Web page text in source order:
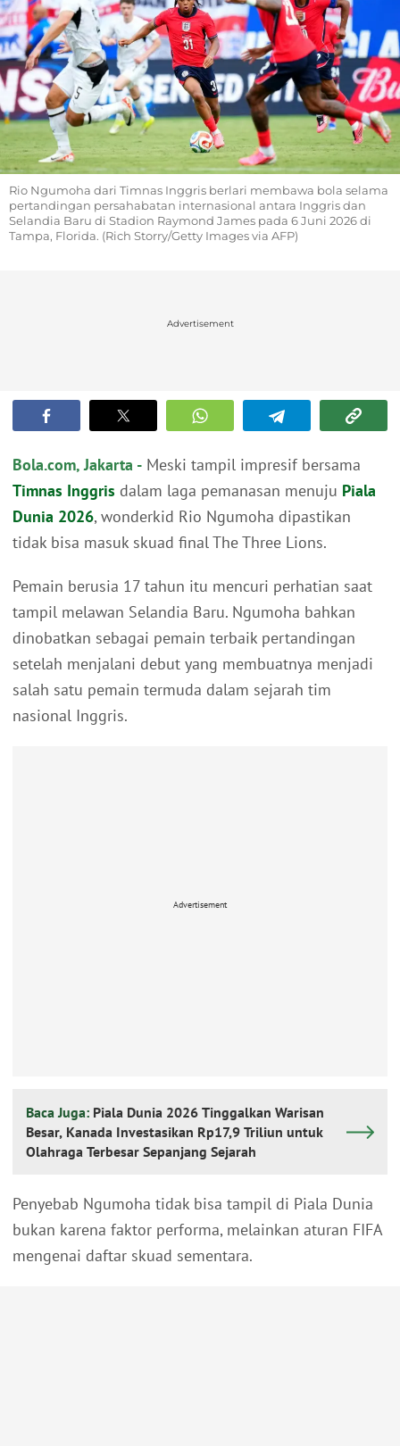
Rio Ngumoha dari Timnas Inggris berlari membawa bola selama
pertandingan persahabatan internasional antara Inggris dan
Selandia Baru di Stadion Raymond James pada 6 Juni 2026 di
Tampa, Florida. (Rich Storry/Getty Images via AFP)
Advertisement
Bola.com, Jakarta - Meski tampil impresif bersama
Timnas Inggris dalam laga pemanasan menuju Piala
Dunia 2026, wonderkid Rio Ngumoha dipastikan
tidak bisa masuk skuad final The Three Lions.
Pemain berusia 17 tahun itu mencuri perhatian saat
tampil melawan Selandia Baru. Ngumoha bahkan
dinobatkan sebagai pemain terbaik pertandingan
setelah menjalani debut yang membuatnya menjadi
salah satu pemain termuda dalam sejarah tim
nasional Inggris.
Advertisement
Baca Juga: Piala Dunia 2026 Tinggalkan Warisan
Besar, Kanada Investasikan Rp17,9 Triliun untuk
Olahraga Terbesar Sepanjang Sejarah
Penyebab Ngumoha tidak bisa tampil di Piala Dunia
bukan karena faktor performa, melainkan aturan FIFA
mengenai daftar skuad sementara.